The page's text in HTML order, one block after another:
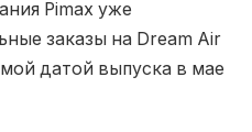
Pimax уже
заказы на Dream Air
датой выпуска в мае